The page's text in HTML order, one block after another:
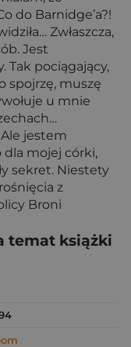
do Barnidge’a?!
Zwłaszcza,
Jest
Tak pociągający,
spojrzę, muszę
u mnie
Ale jestem
mojej córki,
sekret. Niestety
z
Broni
temat książki